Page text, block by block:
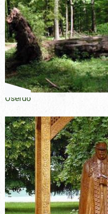
Őserdő